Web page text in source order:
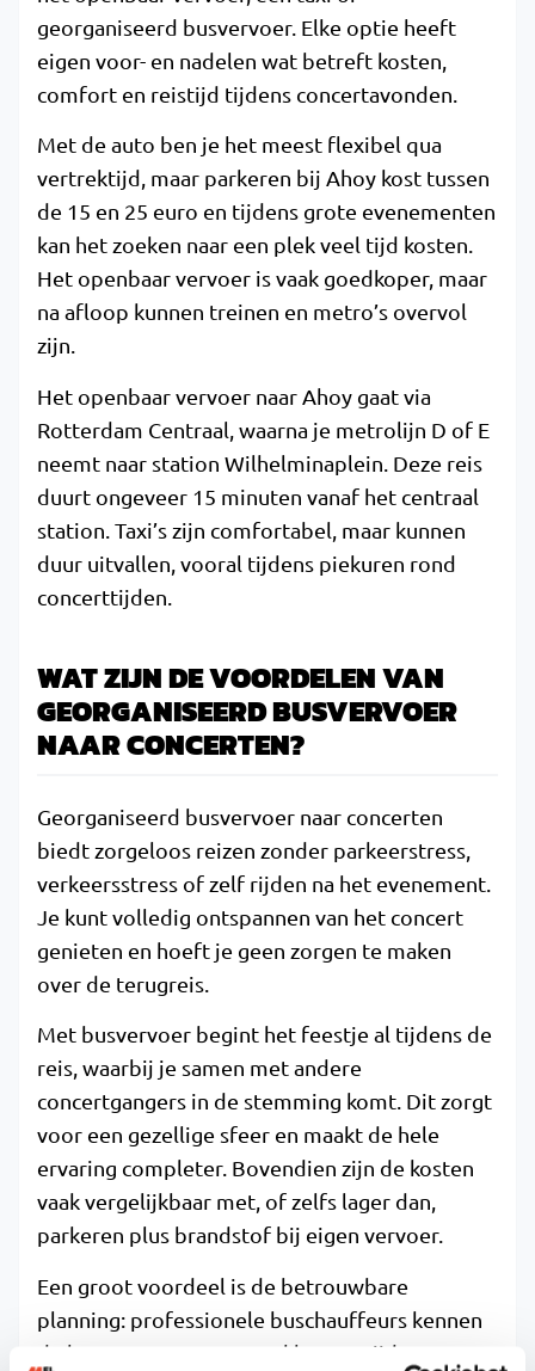
georganiseerd busvervoer. Elke optie heeft
eigen voor- en nadelen wat betreft kosten,
comfort en reistijd tijdens concertavonden.
Met de auto ben je het meest flexibel qua
vertrektijd, maar parkeren bij Ahoy kost tussen
de 15 en 25 euro en tijdens grote evenementen
kan het zoeken naar een plek veel tijd kosten.
Het openbaar vervoer is vaak goedkoper, maar
na afloop kunnen treinen en metro’s overvol
zijn.
Het openbaar vervoer naar Ahoy gaat via
Rotterdam Centraal, waarna je metrolijn D of E
neemt naar station Wilhelminaplein. Deze reis
duurt ongeveer 15 minuten vanaf het centraal
station. Taxi’s zijn comfortabel, maar kunnen
duur uitvallen, vooral tijdens piekuren rond
concerttijden.
WAT ZIJN DE VOORDELEN VAN
GEORGANISEERD BUSVERVOER
NAAR CONCERTEN?
Georganiseerd busvervoer naar concerten
biedt zorgeloos reizen zonder parkeerstress,
verkeersstress of zelf rijden na het evenement.
Je kunt volledig ontspannen van het concert
genieten en hoeft je geen zorgen te maken
over de terugreis.
Met busvervoer begint het feestje al tijdens de
reis, waarbij je samen met andere
concertgangers in de stemming komt. Dit zorgt
voor een gezellige sfeer en maakt de hele
ervaring completer. Bovendien zijn de kosten
vaak vergelijkbaar met, of zelfs lager dan,
parkeren plus brandstof bij eigen vervoer.
Een groot voordeel is de betrouwbare
planning: professionele buschauffeurs kennen
de beste routes en vertrekken op tijd om